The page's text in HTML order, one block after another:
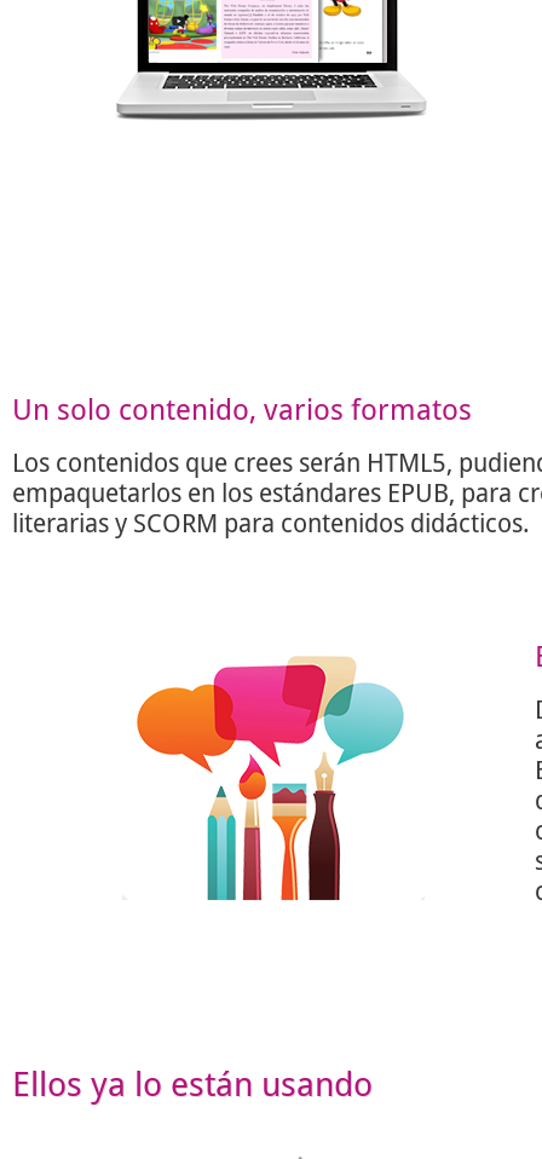
Un solo contenido, varios formatos
Los contenidos que crees serán HTML5,
empaquetarlos en los estándares EPUB, para
literarias y SCORM para contenidos didácticos.
Ellos ya lo están usando